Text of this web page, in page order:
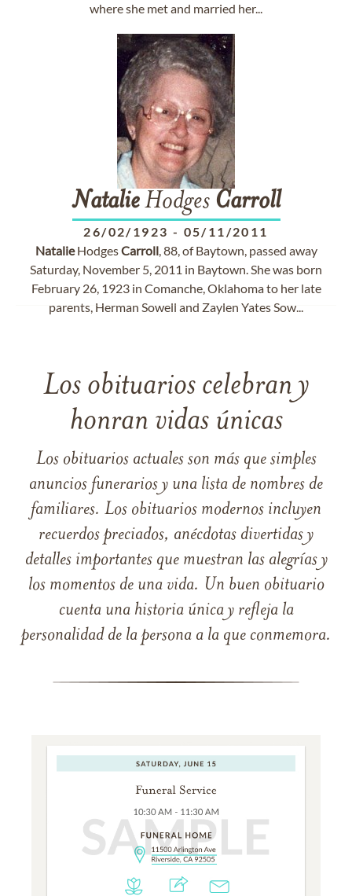
where she met and married her...
NatalieHodges Carroll
26/02/1923 - 05/11/2011
NatalieHodgesCarroll, 88, of Baytown, passed away
Saturday, November 5, 2011 in Baytown. She was born
February 26, 1923 in Comanche, Oklahoma to her late
parents, Herman Sowell and Zaylen Yates Sow...
Los obituarios celebran y
honran vidas únicas
Los obituarios actuales son más que simples
anuncios funerarios y una lista de nombres de
familiares. Los obituarios modernos incluyen
recuerdos preciados, anécdotas divertidas y
detalles importantes que muestran las alegrías y
los momentos de una vida. Un buen obituario
cuenta una historia única y refleja la
personalidad de la persona a la que conmemora.